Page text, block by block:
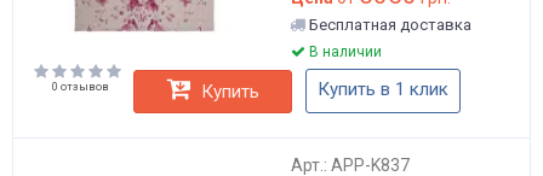
Бесплатная доставка
В наличии
0 отзывов Купить Купить в 1 клик
Арт.: APP-K837